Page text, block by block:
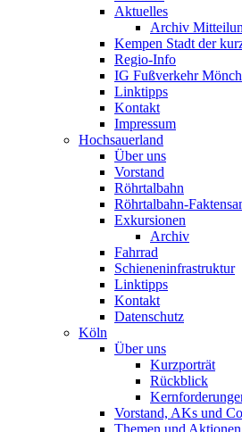
Aktuelles
Archiv
Kempen Stadt der
Regio-Info
IG Fußverkehr
Linktipps
Kontakt
Impressum
Hochsauerland
Über uns
Vorstand
Röhrtalbahn
Röhrtalbahn-
Exkursionen
Archiv
Fahrrad
Schieneninfrastruktur
Linktipps
Kontakt
Datenschutz
Köln
Über uns
Kurzporträt
Rückblick
Vorstand, AKs und
Themen und Aktionen